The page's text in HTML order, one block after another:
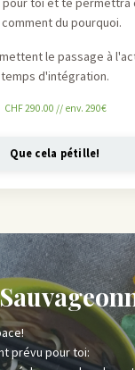
du pourquoi.
le passage à
temps d'intégration.
CHF 290.00 // env. 290€
Que cela pétille!
prévu pour toi: